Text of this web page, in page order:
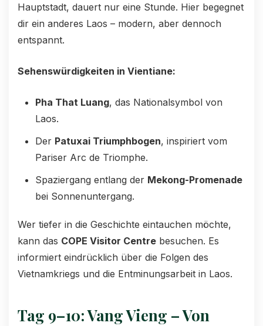
Hauptstadt, dauert nur eine Stunde. Hier begegnet
dir ein anderes Laos – modern, aber dennoch
entspannt.
Sehenswürdigkeiten in Vientiane:
Pha That Luang, das Nationalsymbol von
Laos.
Der Patuxai Triumphbogen, inspiriert vom
Pariser Arc de Triomphe.
Spaziergang entlang der Mekong-Promenade
bei Sonnenuntergang.
Wer tiefer in die Geschichte eintauchen möchte,
kann das COPE Visitor Centre besuchen. Es
informiert eindrücklich über die Folgen des
Vietnamkriegs und die Entminungsarbeit in Laos.
Tag 9–10: Vang Vieng – Von